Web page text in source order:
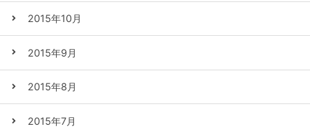
2015年10月
2015年9月
2015年8月
2015年7月